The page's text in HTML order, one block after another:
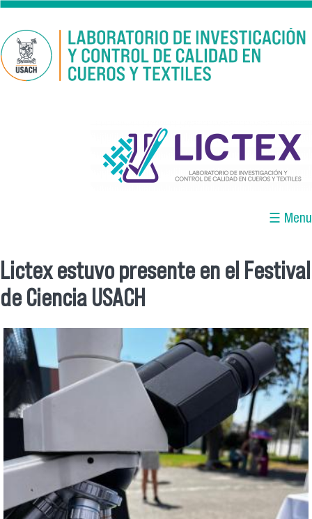
Pasar al contenido principal
logo_lictex_mesa_de_trabajo_1.png
☰ Menu
Se encuentra usted aquí
Lictex estuvo presente en el Festival
de Ciencia USACH